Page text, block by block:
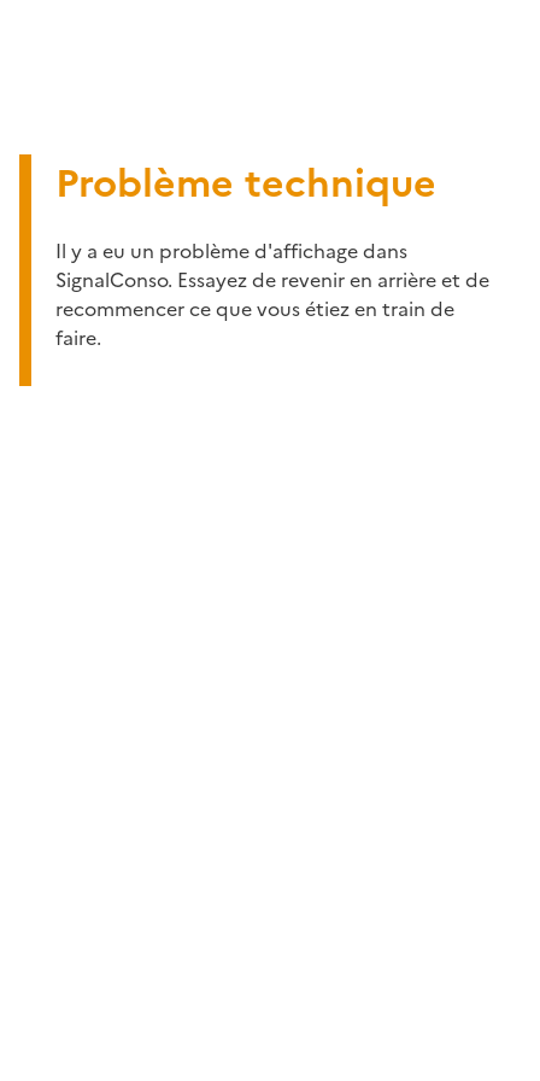
Problème technique
Il y a eu un problème d'affichage dans
SignalConso. Essayez de revenir en arrière et de
recommencer ce que vous étiez en train de
faire.